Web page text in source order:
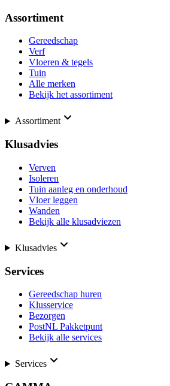
Assortiment
Gereedschap
Verf
Vloeren & tegels
Tuin
Alle merken
Bekijk het assortiment
Assortiment
Klusadvies
Verven
Isoleren
Tuin aanleg en onderhoud
Vloer leggen
Wanden
Bekijk alle klusadviezen
Klusadvies
Services
Gereedschap huren
Klusservice
Bezorgen
PostNL Pakketpunt
Bekijk alle services
Services